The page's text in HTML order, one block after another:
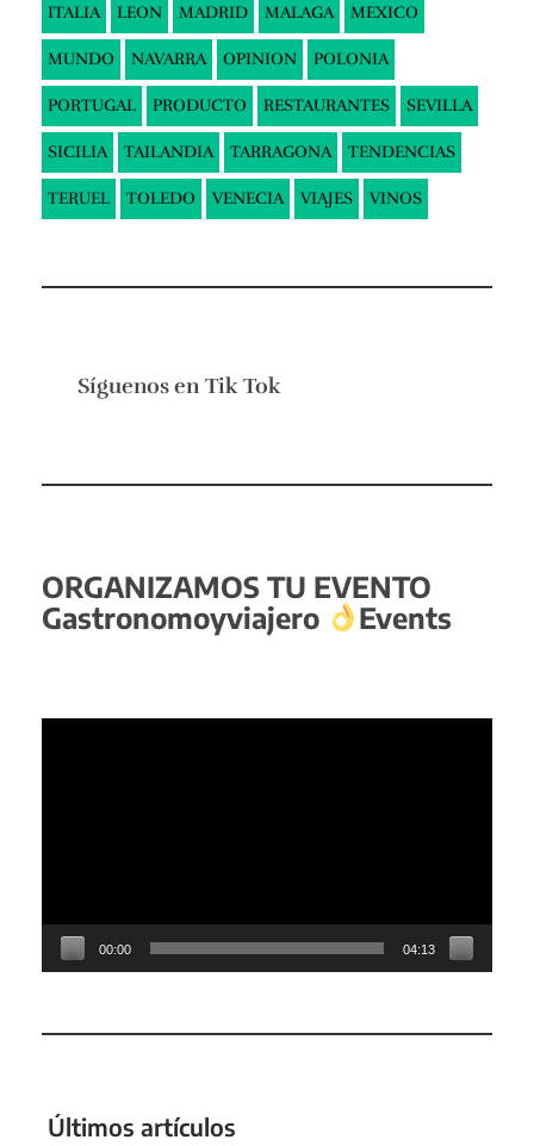
ITALIA LEON MADRID MALAGA MEXICO
MUNDO NAVARRA OPINION POLONIA
PORTUGAL PRODUCTO RESTAURANTES SEVILLA
SICILIA TAILANDIA TARRAGONA TENDENCIAS
TERUEL TOLEDO VENECIA VIAJES VINOS
Síguenos en Tik Tok
ORGANIZAMOS TU EVENTO
Gastronomoyviajero
Events
00:00 04:13
Últimos artículos